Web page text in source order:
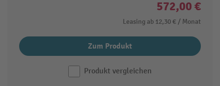
572,00 €
Leasing ab 12,30 € / Monat
Zum Produkt
Produkt vergleichen